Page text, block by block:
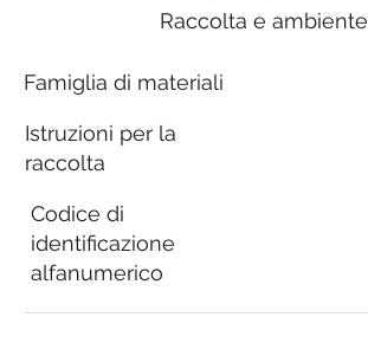
Raccolta e ambiente
Famiglia di materiali
Istruzioni per la
raccolta
Codice di
identificazione
alfanumerico